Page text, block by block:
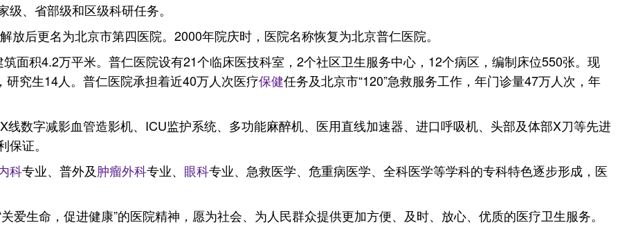
、省部级和区级科研任务。
后更名为北京市第四医院。2000年院庆时，医院名称恢复为北京普仁医院。
面积4.2万平米。普仁医院设有21个临床医技科室，2个社区卫生服务中心，12个病区，编制床位550张。现
究生14人。普仁医院承担着近40万人次医疗保健任务及北京市“120”急救服务工作，年门诊量47万人次，年
数字减影血管造影机、ICU监护系统、多功能麻醉机、医用直线加速器、进口呼吸机、头部及体部X刀等先进
证。
科专业、普外及肿瘤外科专业、 眼科专业、急救医学、危重病医学、全科医学等学科的专科特色逐步形成，医
爱生命，促进健康”的医院精神，愿为社会、为人民群众提供更加方便、及时、放心、优质的医疗卫生服务。